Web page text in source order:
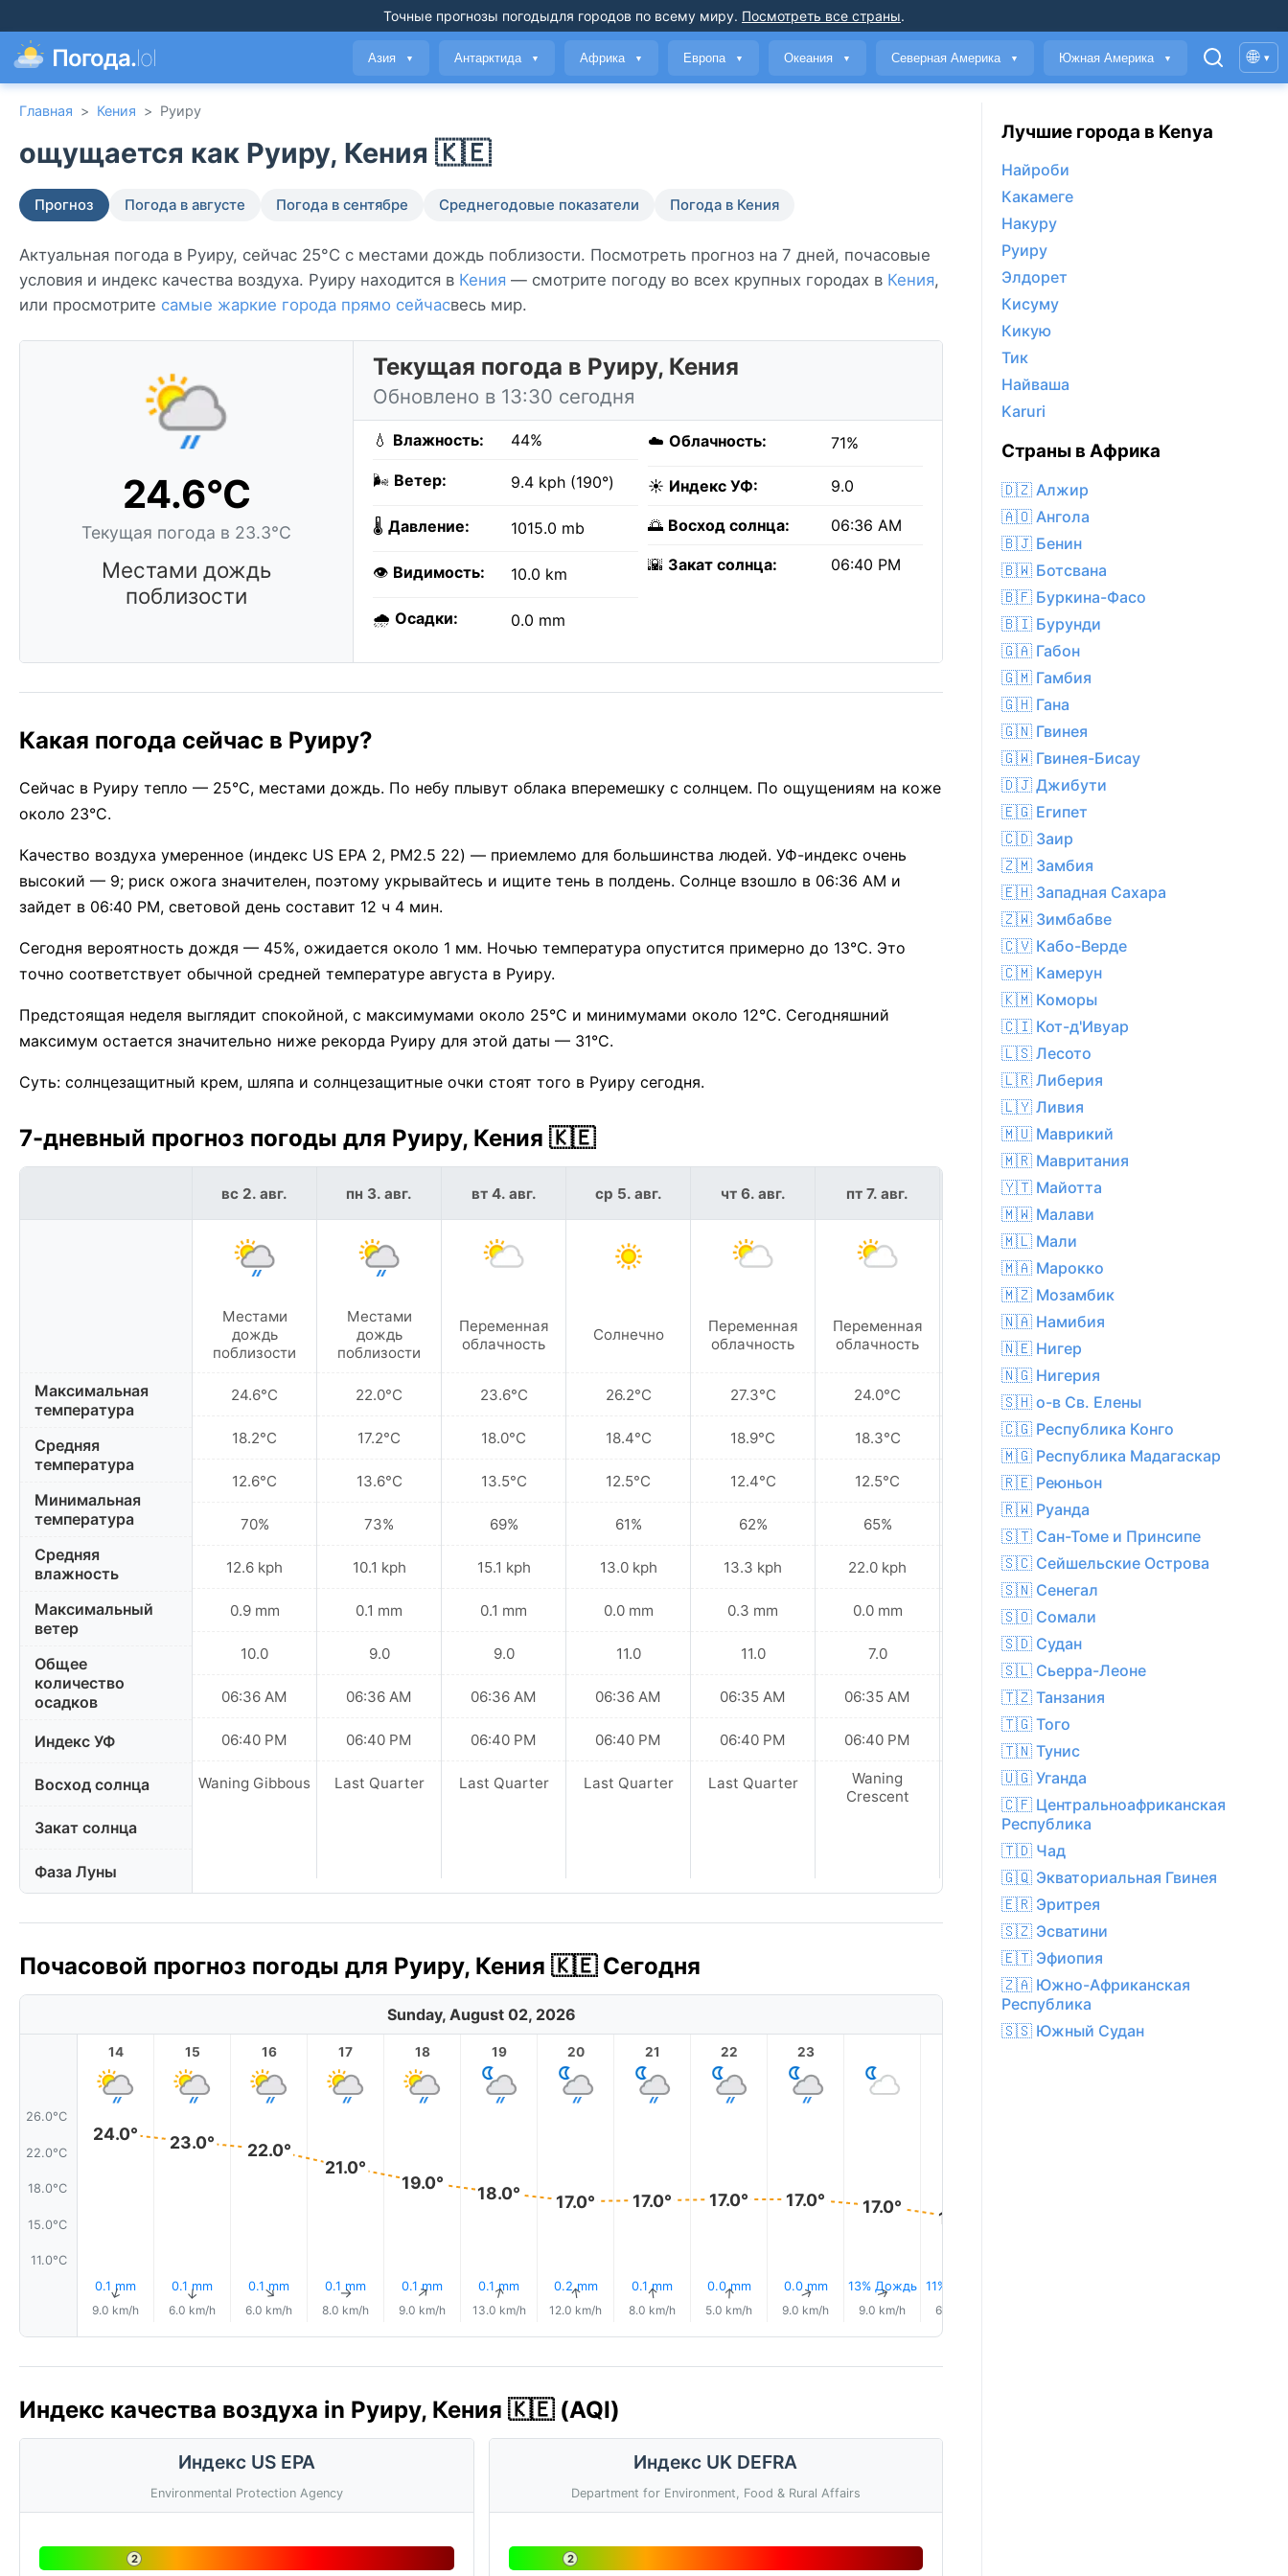
Точные прогнозы погодыдля городов по всему миру. Посмотреть все страны.
Погода.lol Азия ▼ Антарктида ▼ Африка ▼ Европа ▼ Океания ▼ Северная Америка ▼ Южная Америка ▼ 🌐 ▾
Главная > Кения > Руиру
ощущается как Руиру, Кения 🇰🇪
Прогноз Погода в августе Погода в сентябре Среднегодовые показатели Погода в Кения
Актуальная погода в Руиру, сейчас 25°C с местами дождь поблизости. Посмотреть прогноз на 7 дней, почасовые
условия и индекс качества воздуха. Руиру находится в Кения — смотрите погоду во всех крупных городах в Кения,
или просмотрите самые жаркие города прямо сейчасвесь мир.
24.6°C
Текущая погода в 23.3°C
Местами дождь
поблизости
Текущая погода в Руиру, Кения
Обновлено в 13:30 сегодня
💧 Влажность: 44%
🌬️ Ветер: 9.4 kph (190°)
🌡️ Давление: 1015.0 mb
👁️ Видимость: 10.0 km
🌧️ Осадки: 0.0 mm
☁️ Облачность: 71%
☀️ Индекс УФ: 9.0
🌅 Восход солнца: 06:36 AM
🌇 Закат солнца: 06:40 PM
Какая погода сейчас в Руиру?
Сейчас в Руиру тепло — 25°C, местами дождь. По небу плывут облака вперемешку с солнцем. По ощущениям на коже
около 23°C.
Качество воздуха умеренное (индекс US EPA 2, PM2.5 22) — приемлемо для большинства людей. УФ-индекс очень
высокий — 9; риск ожога значителен, поэтому укрывайтесь и ищите тень в полдень. Солнце взошло в 06:36 AM и
зайдет в 06:40 PM, световой день составит 12 ч 4 мин.
Сегодня вероятность дождя — 45%, ожидается около 1 мм. Ночью температура опустится примерно до 13°C. Это
точно соответствует обычной средней температуре августа в Руиру.
Предстоящая неделя выглядит спокойной, с максимумами около 25°C и минимумами около 12°C. Сегодняшний
максимум остается значительно ниже рекорда Руиру для этой даты — 31°C.
Суть: солнцезащитный крем, шляпа и солнцезащитные очки стоят того в Руиру сегодня.
7-дневный прогноз погоды для Руиру, Кения 🇰🇪
Максимальная
температура
Средняя
температура
Минимальная
температура
Средняя
влажность
Максимальный
ветер
Общее
количество
осадков
Индекс УФ
Восход солнца
Закат солнца
Фаза Луны
вс 2. авг.
Местами
дождь
поблизости
24.6°C
18.2°C
12.6°C
70%
12.6 kph
0.9 mm
10.0
06:36 AM
06:40 PM
Waning Gibbous
пн 3. авг.
Местами
дождь
поблизости
22.0°C
17.2°C
13.6°C
73%
10.1 kph
0.1 mm
9.0
06:36 AM
06:40 PM
Last Quarter
вт 4. авг.
Переменная
облачность
23.6°C
18.0°C
13.5°C
69%
15.1 kph
0.1 mm
9.0
06:36 AM
06:40 PM
Last Quarter
ср 5. авг.
Солнечно
26.2°C
18.4°C
12.5°C
61%
13.0 kph
0.0 mm
11.0
06:36 AM
06:40 PM
Last Quarter
чт 6. авг.
Переменная
облачность
27.3°C
18.9°C
12.4°C
62%
13.3 kph
0.3 mm
11.0
06:35 AM
06:40 PM
Last Quarter
пт 7. авг.
Переменная
облачность
24.0°C
18.3°C
12.5°C
65%
22.0 kph
0.0 mm
7.0
06:35 AM
06:40 PM
Waning
Crescent
сб 8. авг.
Переменная
облачность
24.6°C
18.7°C
12.7°C
13.0 kph
0.0 mm
7.0
06:35 AM
06:39 PM
Waning
Crescent
Почасовой прогноз погоды для Руиру, Кения 🇰🇪 Сегодня
Sunday, August 02, 2026
26.0°C
22.0°C
18.0°C
15.0°C
11.0°C
14
24.0°
0.1 mm
↑
9.0 km/h
15
23.0°
0.1 mm
↑
6.0 km/h
16
22.0°
0.1 mm
↑
6.0 km/h
17
21.0°
0.1 mm
↑
8.0 km/h
18
19.0°
0.1 mm
↑
9.0 km/h
19
18.0°
0.1 mm
↑
13.0 km/h
20
17.0°
0.2 mm
↑
12.0 km/h
21
17.0°
0.1 mm
↑
8.0 km/h
22
17.0°
0.0 mm
↑
5.0 km/h
23
17.0°
0.0 mm
↑
9.0 km/h
17.0°
13% Дождь
↑
9.0 km/h
15.0°
11% Дождь
6.0 km/h
Индекс качества воздуха in Руиру, Кения 🇰🇪 (AQI)
Индекс US EPA
Environmental Protection Agency
2
Индекс UK DEFRA
Department for Environment, Food & Rural Affairs
2
Лучшие города в Kenya
Найроби
Какамеге
Накуру
Руиру
Элдорет
Кисуму
Кикую
Тик
Найваша
Karuri
Страны в Африка
🇩🇿 Алжир
🇦🇴 Ангола
🇧🇯 Бенин
🇧🇼 Ботсвана
🇧🇫 Буркина-Фасо
🇧🇮 Бурунди
🇬🇦 Габон
🇬🇲 Гамбия
🇬🇭 Гана
🇬🇳 Гвинея
🇬🇼 Гвинея-Бисау
🇩🇯 Джибути
🇪🇬 Египет
🇨🇩 Заир
🇿🇲 Замбия
🇪🇭 Западная Сахара
🇿🇼 Зимбабве
🇨🇻 Кабо-Верде
🇨🇲 Камерун
🇰🇲 Коморы
🇨🇮 Кот-д'Ивуар
🇱🇸 Лесото
🇱🇷 Либерия
🇱🇾 Ливия
🇲🇺 Маврикий
🇲🇷 Мавритания
🇾🇹 Майотта
🇲🇼 Малави
🇲🇱 Мали
🇲🇦 Марокко
🇲🇿 Мозамбик
🇳🇦 Намибия
🇳🇪 Нигер
🇳🇬 Нигерия
🇸🇭 о-в Св. Елены
🇨🇬 Республика Конго
🇲🇬 Республика Мадагаскар
🇷🇪 Реюньон
🇷🇼 Руанда
🇸🇹 Сан-Томе и Принсипе
🇸🇨 Сейшельские Острова
🇸🇳 Сенегал
🇸🇴 Сомали
🇸🇩 Судан
🇸🇱 Сьерра-Леоне
🇹🇿 Танзания
🇹🇬 Того
🇹🇳 Тунис
🇺🇬 Уганда
🇨🇫 Центральноафриканская
Республика
🇹🇩 Чад
🇬🇶 Экваториальная Гвинея
🇪🇷 Эритрея
🇸🇿 Эсватини
🇪🇹 Эфиопия
🇿🇦 Южно-Африканская
Республика
🇸🇸 Южный Судан